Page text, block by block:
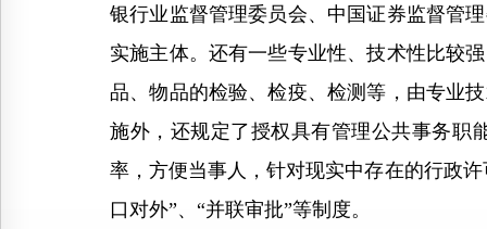
银行业监督管理委员会、中国证券监督管
实施主体。还有一些专业性、技术性比较
品、物品的检验、检疫、检测等，由专业
施外，还规定了授权具有管理公共事务职
率，方便当事人，针对现实中存在的行政
口对外”、“并联审批”等制度。